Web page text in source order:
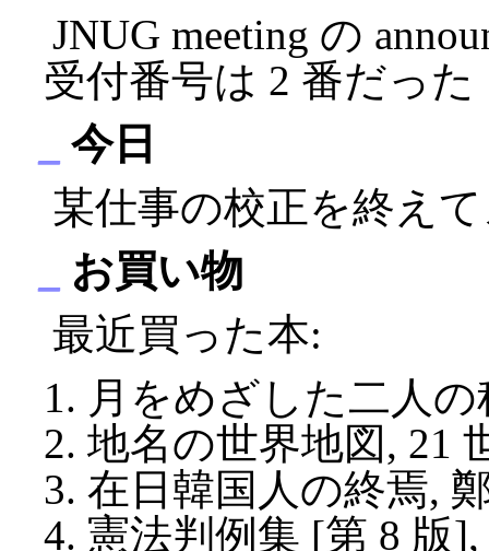
JNUG meeting の
受付番号は 2 番だった
今日
某仕事の校正を終え
お買い物
最近買った本:
月をめざした二人
地名の世界地図, 21
在日韓国人の終焉,
憲法判例集 [第 8 版